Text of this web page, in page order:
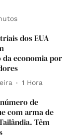
dos EUA
economia por
1 Hora
de
com arma de
Têm